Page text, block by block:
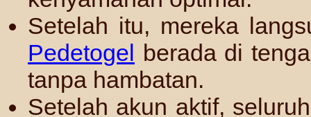
Setelah itu, mereka
Pedetogel berada di
tanpa hambatan.
Setelah akun aktif,